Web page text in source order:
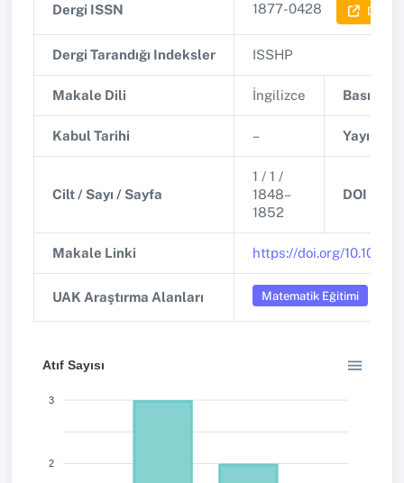
Dergi ISSN 1877-0428 Dergi
Dergi Tarandığı Indeksler ISSHP
Makale Dili İngilizce Basım
Kabul Tarihi –
Cilt / Sayı / Sayfa
1 / 1 /
1848–
1852
DOI
Makale Linki https://doi.org/10.1016/
UAK Araştırma Alanları Matematik Eğitimi
Atıf Sayısı
3
2